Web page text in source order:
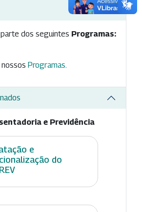
dos seguintes Programas:
Programas
e Previdência
e
do